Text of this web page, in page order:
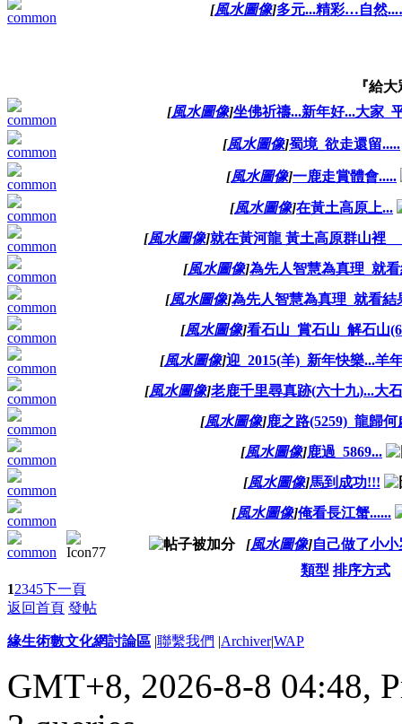
[風水圖像]多元...精彩…自然
『給
[風水圖像]坐佛祈禱...新年好...大家_
[風水圖像]蜀境_欲走還留.....
[風水圖像]一鹿走賞體會.....
[風水圖像]在黃土高原上...
[風水圖像]就在黃河龍 黃土高原群山裡
[風水圖像]為先人智慧為真理_就
[風水圖像]為先人智慧為真理_就看結
[風水圖像]看石山_賞石山_解石山
[風水圖像]迎_2015(羊)_新年快樂...羊
[風水圖像]老鹿千里尋真跡(六十九)...大
[風水圖像]鹿之路(5259)_龍歸何
[風水圖像]鹿過_5869...
[風水圖像]馬到成功!!!
[風水圖像]俺看長江蟹......
[風水圖像]自己做了小
類型 排序方式
12345下一頁
返回首頁 發帖
緣生術數文化網討論區 |聯繫我們 |Archiver|WAP
GMT+8, 2026-8-8 04:48,